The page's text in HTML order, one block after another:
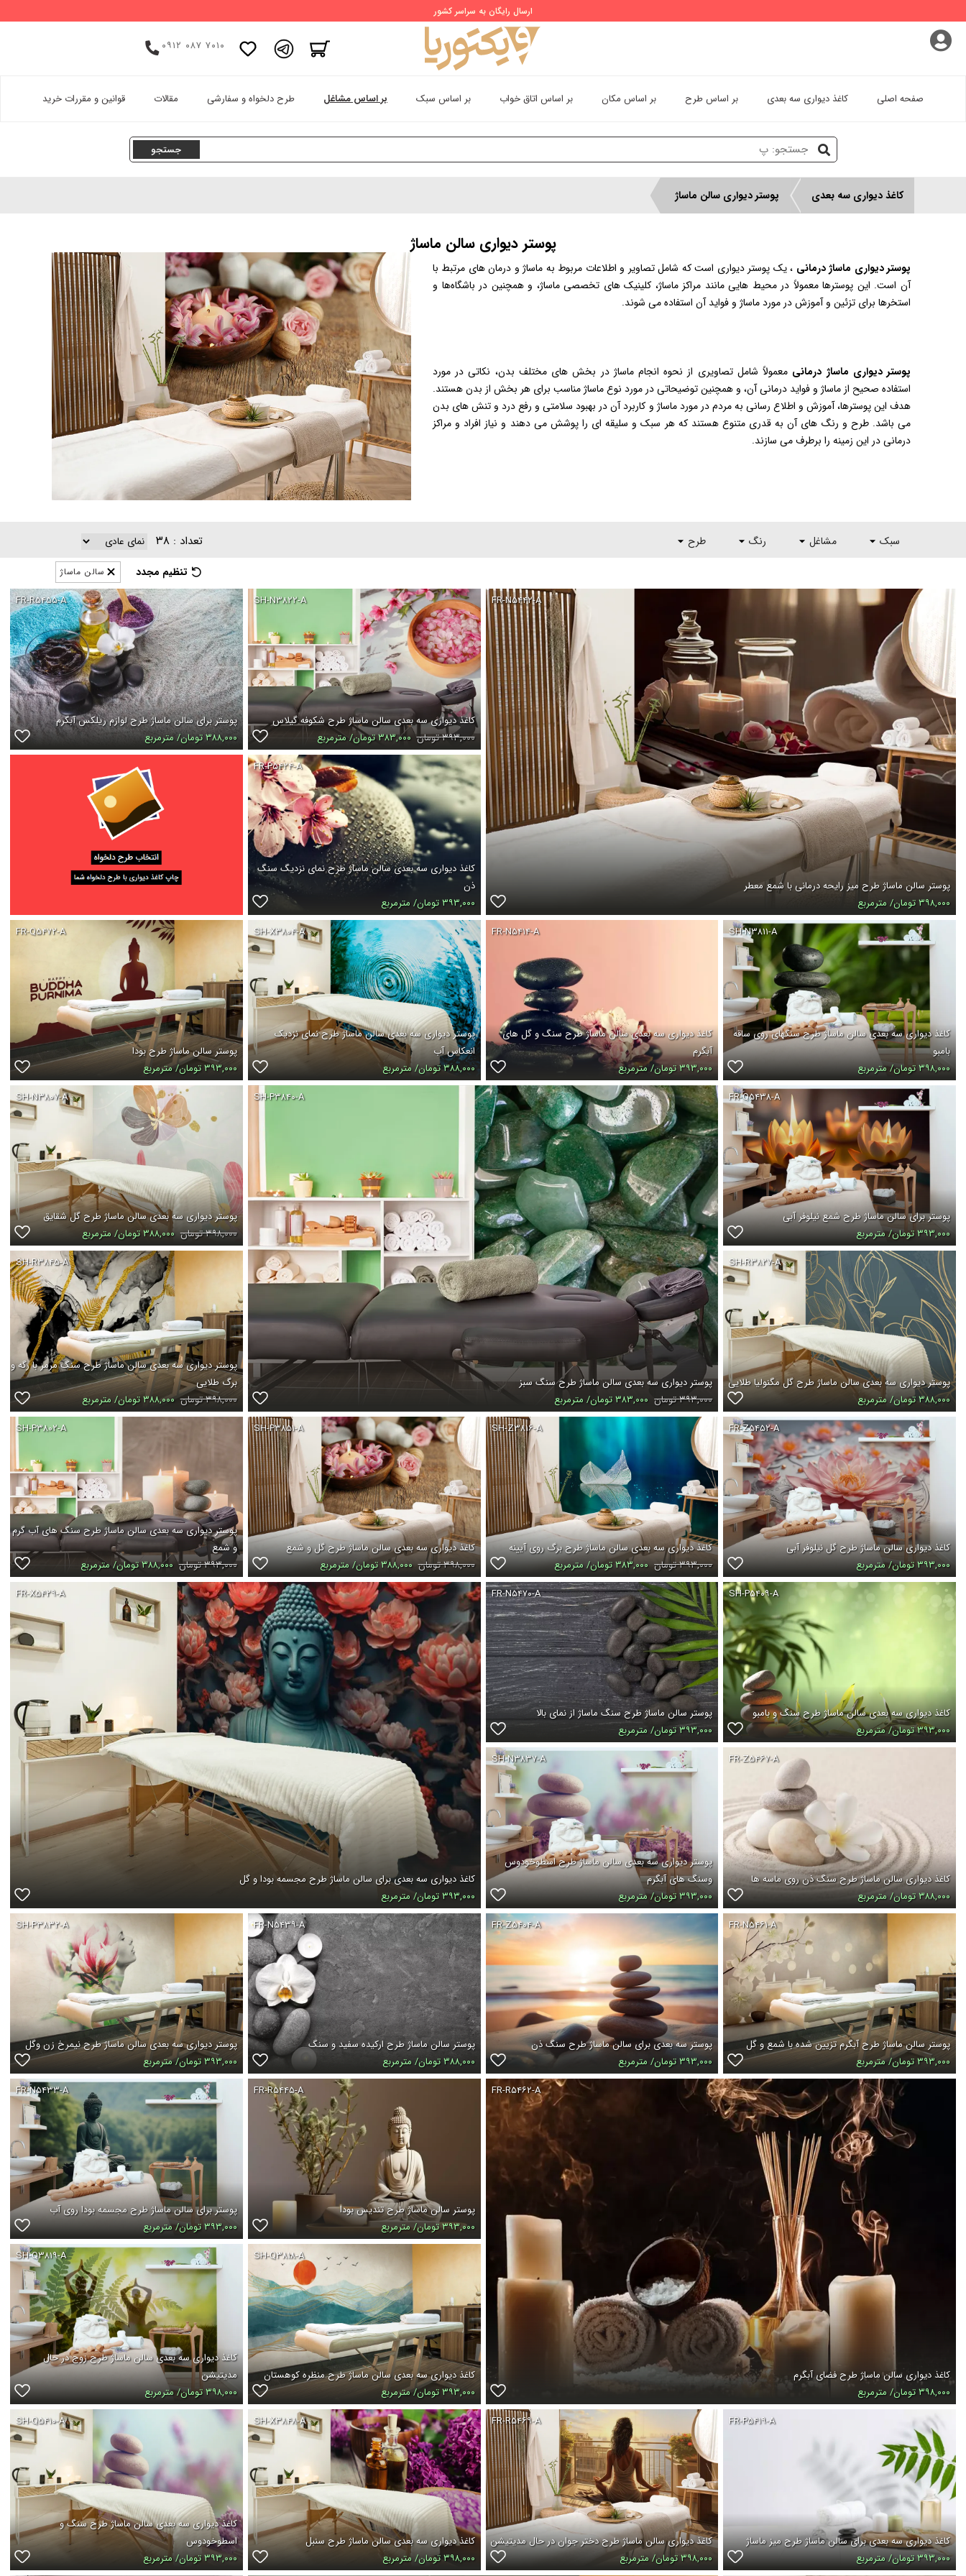
ارسال رایگان به سراسر کشور
پروفایل کاربری
خروج از اکانت
تامبلر
۰۹۱۲ ۰۸۷ ۷۰۱۰
صفحه اصلی کاغذ دیواری سه بعدی بر اساس طرح بر اساس مکان بر اساس اتاق خواب بر اساس سبک بر اساس مشاغل طرح دلخواه و سفارشی مقالات قوانین و مقررات خرید
کاغذ دیواری سه بعدی پوستر دیواری سالن ماساژ
پوستر دیواری سالن ماساژ
پوستر دیواری ماساژ درمانی ، یک پوستر دیواری است که شامل تصاویر و اطلاعات مربوط به ماساژ و درمان های مرتبط با
آن است. این پوسترها معمولاً در محیط هایی مانند مراکز ماساژ، کلینیک های تخصصی ماساژ، و همچنین در باشگاه‌ها و
استخرها برای تزئین و آموزش در مورد ماساژ و فواید آن استفاده می شوند.
پوستر دیواری ماساژ درمانی معمولاً شامل تصاویری از نحوه انجام ماساژ در بخش های مختلف بدن، نکاتی در مورد
استفاده صحیح از ماساژ و فواید درمانی آن، و همچنین توضیحاتی در مورد نوع ماساژ مناسب برای هر بخش از بدن هستند.
هدف این پوسترها، آموزش و اطلاع رسانی به مردم در مورد ماساژ و کاربرد آن در بهبود سلامتی و رفع درد و تنش های بدن
می باشد. طرح و رنگ های آن به قدری متنوع هستند که هر سبک و سلیقه ای را پوشش می دهند و نیاز افراد و مراکز
درمانی در این زمینه را برطرف می سازند.
سبک مشاغل رنگ طرح تعداد : ۳۸
سالن ماساژ تنظیم مجدد
FR-N۵۴۴۲-A
پوستر سالن ماساژ طرح میز رایحه درمانی با شمع معطر
۳۹۸,۰۰۰ تومان/ مترمربع
SH-N۳۸۲۲-A
کاغذ دیواری سه بعدی سالن ماساژ طرح شکوفه گیلاس
۳۹۳,۰۰۰ تومان
۳۸۳,۰۰۰ تومان/ مترمربع
FR-R۵۴۵۵-A
پوستر برای سالن ماساژ طرح لوازم ریلکس آبگرم
۳۸۸,۰۰۰ تومان/ مترمربع
FR-P۵۴۲۴-A
کاغذ دیواری سه بعدی سالن ماساژ طرح نمای نزدیگ سنگ
ذن
۳۹۳,۰۰۰ تومان/ مترمربع
SH-N۳۸۱۱-A
کاغذ دیواری سه بعدی سالن ماساژ طرح سنگهای روی ساقه
بامبو
۳۹۸,۰۰۰ تومان/ مترمربع
FR-N۵۴۱۴-A
کاغذ دیواری سه بعدی سالن ماساژ طرح سنگ و گل های
آبگرم
۳۹۳,۰۰۰ تومان/ مترمربع
SH-X۳۸۰۴-A
پوستر دیواری سه بعدی سالن ماساژ طرح نمای نزدیک
انعکاس آب
۳۸۸,۰۰۰ تومان/ مترمربع
FR-Q۵۴۷۲-A
پوستر سالن ماساژ طرح بودا
۳۹۳,۰۰۰ تومان/ مترمربع
FR-Q۵۴۳۸-A
پوستر برای سالن ماساژ طرح شمع نیلوفر آبی
۳۹۳,۰۰۰ تومان/ مترمربع
SH-P۳۸۴۰-A
پوستر دیواری سه بعدی سالن ماساژ طرح سنگ سبز
۳۹۳,۰۰۰ تومان
۳۸۳,۰۰۰ تومان/ مترمربع
SH-N۳۸۰۷-A
پوستر دیواری سه بعدی سالن ماساژ طرح گل شقایق
۳۹۸,۰۰۰ تومان
۳۸۸,۰۰۰ تومان/ مترمربع
SH-R۳۸۲۷-A
پوستر دیواری سه بعدی سالن ماساژ طرح گل مگنولیا طلایی
۳۸۸,۰۰۰ تومان/ مترمربع
SH-R۳۸۴۵-A
پوستر دیواری سه بعدی سالن ماساژ طرح سنگ مرمر با رگه و
برگ طلایی
۳۹۸,۰۰۰ تومان
۳۸۸,۰۰۰ تومان/ مترمربع
FR-Z۵۴۵۲-A
کاغذ دیواری سالن ماساژ طرح گل نیلوفر آبی
۳۹۳,۰۰۰ تومان/ مترمربع
SH-Z۳۸۱۶-A
کاغذ دیواری سه بعدی سالن ماساژ طرح برگ روی آیینه
۳۹۳,۰۰۰ تومان
۳۸۳,۰۰۰ تومان/ مترمربع
SH-P۳۸۵۱-A
کاغذ دیواری سه بعدی سالن ماساژ طرح گل و شمع
۳۹۸,۰۰۰ تومان
۳۸۸,۰۰۰ تومان/ مترمربع
SH-P۳۸۰۲-A
پوستر دیواری سه بعدی سالن ماساژ طرح سنگ های آب گرم
و شمع
۳۹۳,۰۰۰ تومان
۳۸۸,۰۰۰ تومان/ مترمربع
SH-P۵۴۰۹-A
کاغذ دیواری سه بعدی سالن ماساژ طرح سنگ و بامبو
۳۹۳,۰۰۰ تومان/ مترمربع
FR-N۵۴۷۰-A
پوستر سالن ماساژ طرح سنگ ماساژ از نمای بالا
۳۹۳,۰۰۰ تومان/ مترمربع
FR-X۵۴۲۹-A
کاغذ دیواری سه بعدی برای سالن ماساژ طرح مجسمه بودا و گل
۳۹۳,۰۰۰ تومان/ مترمربع
FR-Z۵۴۶۷-A
کاغذ دیواری سالن ماساژ طرح سنگ ذن روی ماسه ها
۳۸۸,۰۰۰ تومان/ مترمربع
SH-N۳۸۳۷-A
پوستر دیواری سه بعدی سالن ماساژ طرح اسطوخودوس
وسنگ های آبگرم
۳۹۳,۰۰۰ تومان/ مترمربع
FR-N۵۴۶۱-A
پوستر سالن ماساژ طرح آبگرم تزیین شده با شمع و گل
۳۹۳,۰۰۰ تومان/ مترمربع
FR-Z۵۴۰۴-A
پوستر سه بعدی برای سالن ماساژ طرح سنگ ذن
۳۹۳,۰۰۰ تومان/ مترمربع
FR-N۵۴۳۹-A
پوستر سالن ماساژ طرح ارکیده سفید و سنگ
۳۸۸,۰۰۰ تومان/ مترمربع
SH-P۳۸۳۲-A
پوستر دیواری سه بعدی سالن ماساژ طرح نیمرخ زن وگل
۳۹۳,۰۰۰ تومان/ مترمربع
FR-R۵۴۶۲-A
کاغذ دیواری سالن ماساژ طرح فضای آبگرم
۳۹۸,۰۰۰ تومان/ مترمربع
FR-R۵۴۴۵-A
پوستر سالن ماساژ طرح تندیس بودا
۳۹۳,۰۰۰ تومان/ مترمربع
FR-N۵۴۳۳-A
پوستر برای سالن ماساژ طرح مجسمه بودا روی آب
۳۹۳,۰۰۰ تومان/ مترمربع
SH-Q۳۸۱۸-A
کاغذ دیواری سه بعدی سالن ماساژ طرح منظره کوهستان
۳۹۳,۰۰۰ تومان/ مترمربع
SH-Q۳۸۱۹-A
کاغذ دیواری سه بعدی سالن ماساژ طرح زوج در حال
مدیتیشن
۳۹۸,۰۰۰ تومان/ مترمربع
FR-P۵۴۱۹-A
کاغذ دیواری سه بعدی برای سالن ماساژ طرح میز ماساژ
۳۹۳,۰۰۰ تومان/ مترمربع
FR-R۵۴۶۹-A
کاغذ دیواری سالن ماساژ طرح دختر جوان در حال مدیتیشن
۳۹۸,۰۰۰ تومان/ مترمربع
SH-X۳۸۴۸-A
کاغذ دیواری سه بعدی سالن ماساژ طرح سنبل
۳۹۸,۰۰۰ تومان/ مترمربع
SH-Q۵۴۱۰-A
کاغذ دیواری سه بعدی سالن ماساژ طرح سنگ و
اسطوخودوس
۳۹۳,۰۰۰ تومان/ مترمربع